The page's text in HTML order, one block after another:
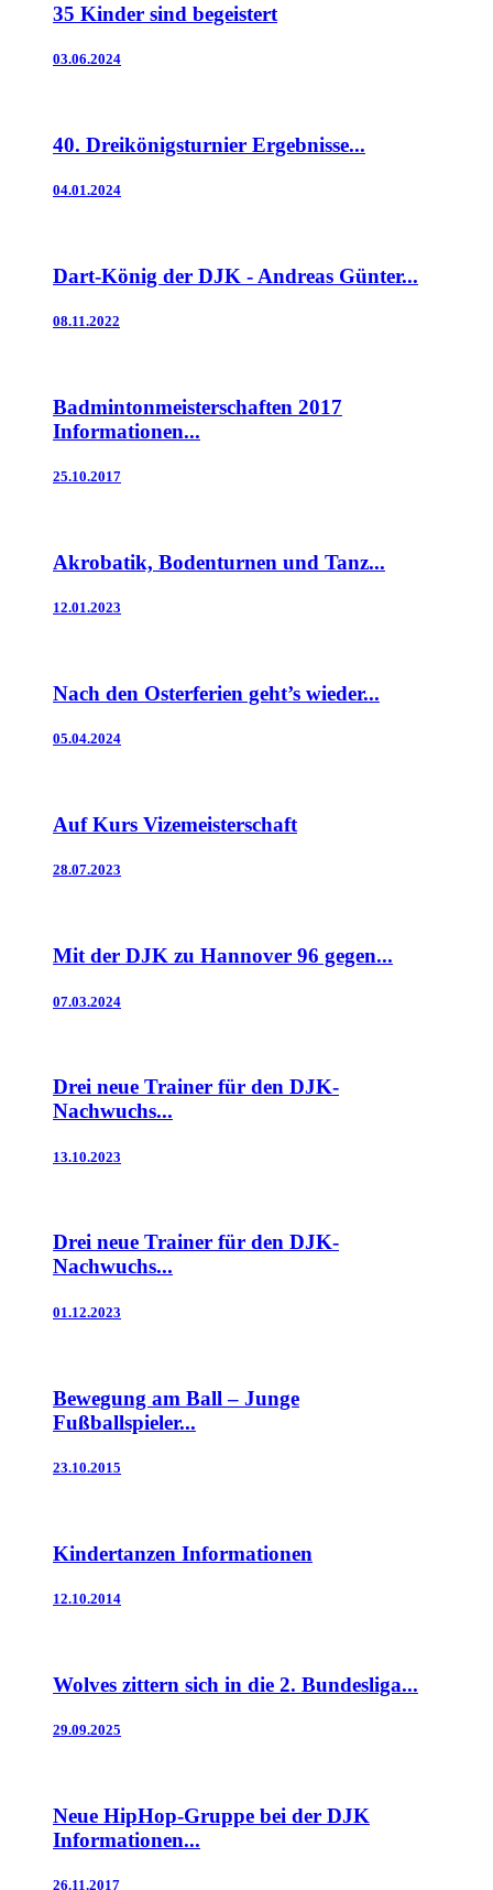
35 Kinder sind begeistert
03.06.2024
40. Dreikönigsturnier Ergebnisse...
04.01.2024
Dart-König der DJK - Andreas Günter...
08.11.2022
Badmintonmeisterschaften 2017
Informationen...
25.10.2017
Akrobatik, Bodenturnen und Tanz...
12.01.2023
Nach den Osterferien geht’s wieder...
05.04.2024
Auf Kurs Vizemeisterschaft
28.07.2023
Mit der DJK zu Hannover 96 gegen...
07.03.2024
Drei neue Trainer für den DJK-
Nachwuchs...
13.10.2023
Drei neue Trainer für den DJK-
Nachwuchs...
01.12.2023
Bewegung am Ball – Junge
Fußballspieler...
23.10.2015
Kindertanzen Informationen
12.10.2014
Wolves zittern sich in die 2. Bundesliga...
29.09.2025
Neue HipHop-Gruppe bei der DJK
Informationen...
26.11.2017